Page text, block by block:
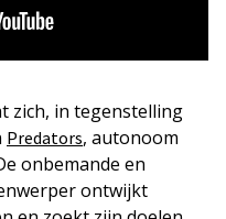
zich, in tegenstelling
Predators, autonoom
onbemande en
ontwijkt